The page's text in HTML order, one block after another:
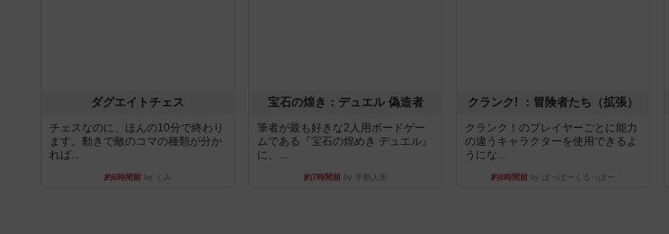
ダグエイトチェス
チェスなのに、ほんの10分で終わり
ます。動きで敵のコマの種類が分か
れば...
約6時間前by くみ
宝石の煌き：デュエル 偽造者
筆者が最も好きな2人用ボードゲー
ムである『宝石の煌めき デュエル』
に、...
約7時間前by 手動人形
クランク! ：冒険者たち（拡張）
クランク！のプレイヤーごとに能力
の違うキャラクターを使用できるよ
うにな...
約8時間前 by ぽっぽーくるっぽー